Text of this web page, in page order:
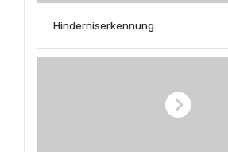
Hinderniserkennung